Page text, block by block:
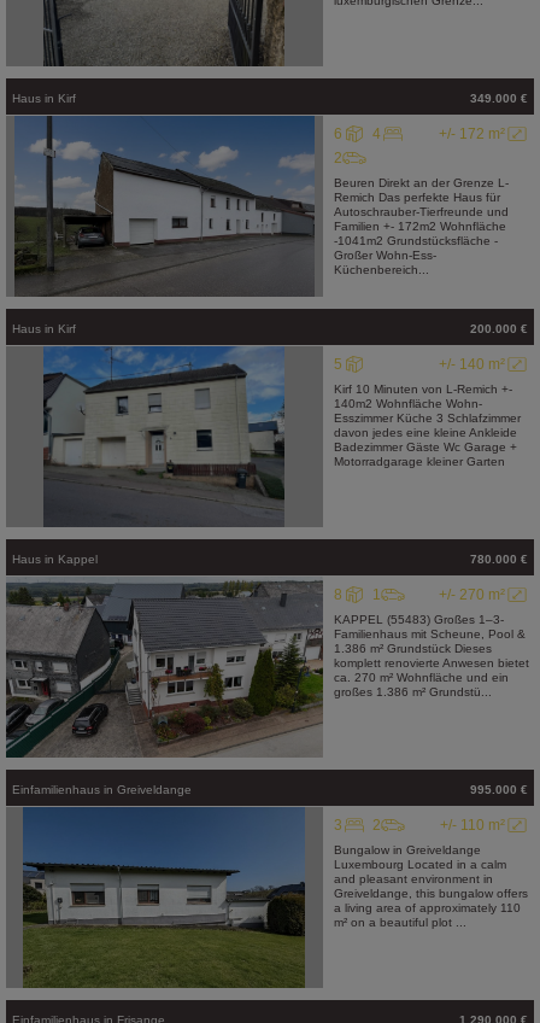
Haus in Kirf 349.000 €
+/- 172 m²
6
4
2
Beuren Direkt an der Grenze L-
Remich Das perfekte Haus für
Autoschrauber-Tierfreunde und
Familien +- 172m2 Wohnfläche
-1041m2 Grundstücksfläche -
Großer Wohn-Ess-
Küchenbereich...
Haus in Kirf 200.000 €
+/- 140 m²
5
Kirf 10 Minuten von L-Remich +-
140m2 Wohnfläche Wohn-
Esszimmer Küche 3 Schlafzimmer
davon jedes eine kleine Ankleide
Badezimmer Gäste Wc Garage +
Motorradgarage kleiner Garten
Haus in Kappel 780.000 €
+/- 270 m²
8 1
KAPPEL (55483) Großes 1–3-
Familienhaus mit Scheune, Pool &
1.386 m² Grundstück Dieses
komplett renovierte Anwesen bietet
ca. 270 m² Wohnfläche und ein
großes 1.386 m² Grundstü...
Einfamilienhaus in Greiveldange 995.000 €
+/- 110 m²
3 2
Bungalow in Greiveldange
Luxembourg Located in a calm
and pleasant environment in
Greiveldange, this bungalow offers
a living area of approximately 110
m² on a beautiful plot ...
Einfamilienhaus in Frisange 1.290.000 €